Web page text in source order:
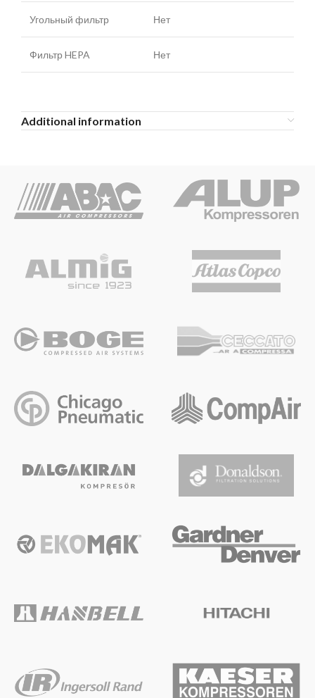
Угольный фильтр Нет
Фильтр HEPA Нет
Additional information